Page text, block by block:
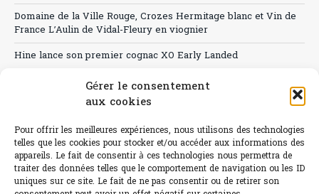
Gérer le consentement
aux cookies
Pour offrir les meilleures expériences, nous utilisons des technologies
telles que les cookies pour stocker et/ou accéder aux informations des
appareils. Le fait de consentir à ces technologies nous permettra de
traiter des données telles que le comportement de navigation ou les ID
uniques sur ce site. Le fait de ne pas consentir ou de retirer son
Domaine de la Ville Rouge, Crozes Hermitage blanc et Vin de
France L’Aulin de Vidal-Fleury en viognier
Hine lance son premier cognac XO Early Landed
Canicule : A quand le CHR à « l’heure espagnole » ?
Sélection de rosés 2026